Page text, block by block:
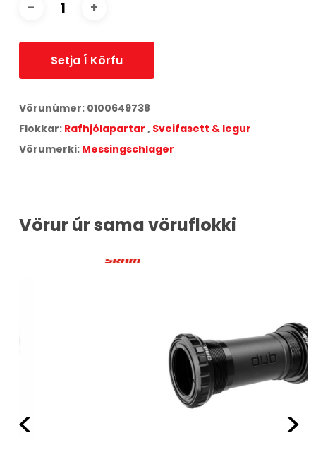
Setja Í Körfu
Vörunúmer: 0100649738
Flokkar: Rafhjólapartar , Sveifasett & legur
Vörumerki: Messingschlager
Vörur úr sama vöruflokki